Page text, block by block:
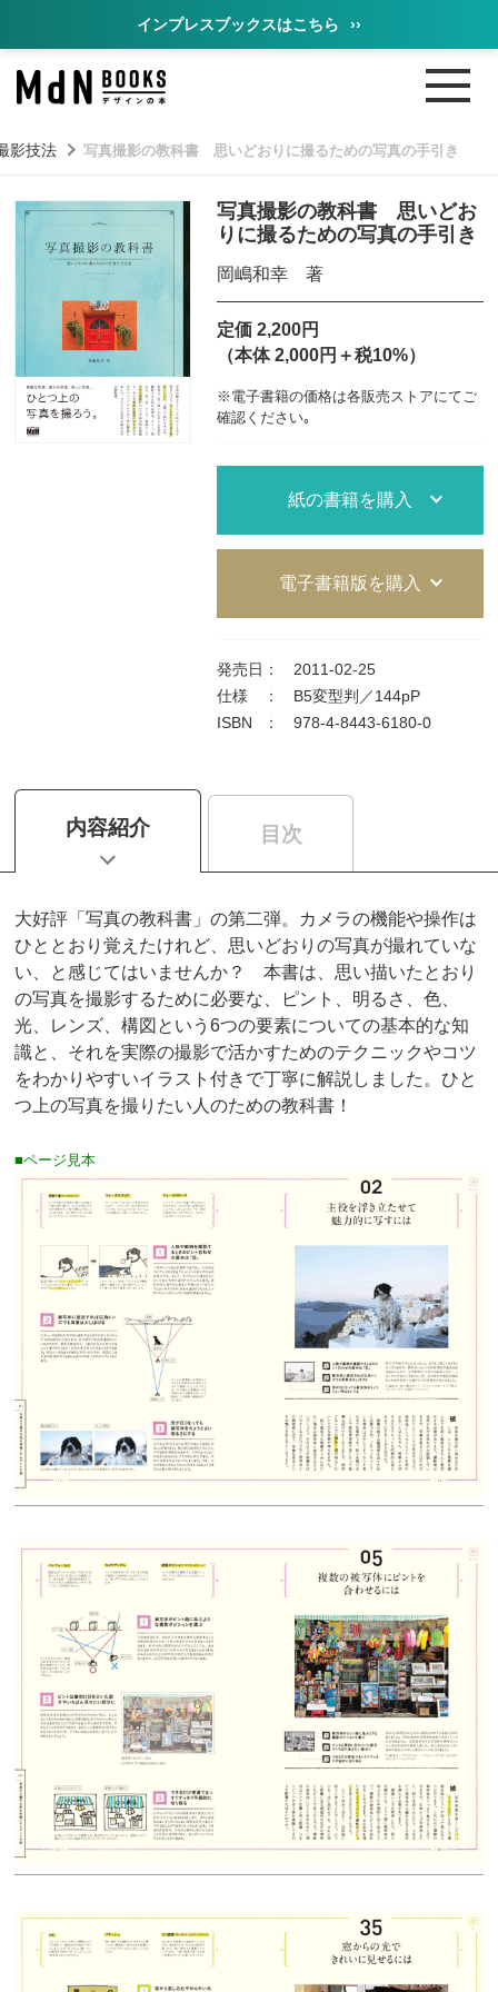
インプレスブックスはこちら ››
影技法 写真撮影の教科書 思いどおりに撮るための写真の手引き
写真撮影の教科書 思いどお
りに撮るための写真の手引き
岡嶋和幸 著
定価 2,200円
（本体 2,000円＋税10%）
※電子書籍の価格は各販売ストアにてご
確認ください｡
紙の書籍を購入
電子書籍版を購入
発売日 ：
2011-02-25
仕様
：
B5変型判／144pP
ISBN
： 978-4-8443-6180-0
内容紹介 目次
大好評「写真の教科書」の第二弾。カメラの機能や操作は
ひととおり覚えたけれど、思いどおりの写真が撮れていな
い、と感じてはいませんか？ 本書は、思い描いたとおり
の写真を撮影するために必要な、ピント、明るさ、色、
光、レンズ、構図という6つの要素についての基本的な知
識と、それを実際の撮影で活かすためのテクニックやコツ
をわかりやすいイラスト付きで丁寧に解説しました。ひと
つ上の写真を撮りたい人のための教科書！
■ページ見本